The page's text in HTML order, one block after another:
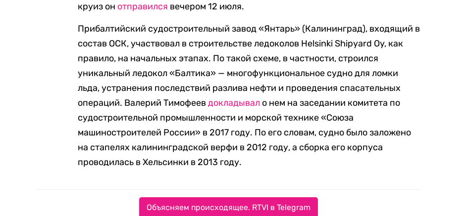
круиз он отправился вечером 12 июля.
Прибалтийский судостроительный завод «Янтарь» (Калининград), входящий в
состав ОСК, участвовал в строительстве ледоколов Helsinki Shipyard Oy, как
правило, на начальных этапах. По такой схеме, в частности, строился
уникальный ледокол «Балтика» — многофункциональное судно для ломки
льда, устранения последствий разлива нефти и проведения спасательных
операций. Валерий Тимофеевдокладывал о нем на заседании комитета по
судостроительной промышленности и морской технике «Союза
машиностроителей России» в 2017 году. По его словам, судно было заложено
на стапелях калининградской верфи в 2012 году, а сборка его корпуса
проводилась в Хельсинки в 2013 году.
Объясняем происходящее. RTVI в Telegram